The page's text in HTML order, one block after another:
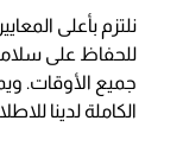
نلتزم بأعلى
للحفاظ على
جميع الأوقات.
الكاملة لدينا